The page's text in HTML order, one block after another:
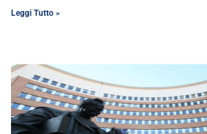
Leggi Tutto »